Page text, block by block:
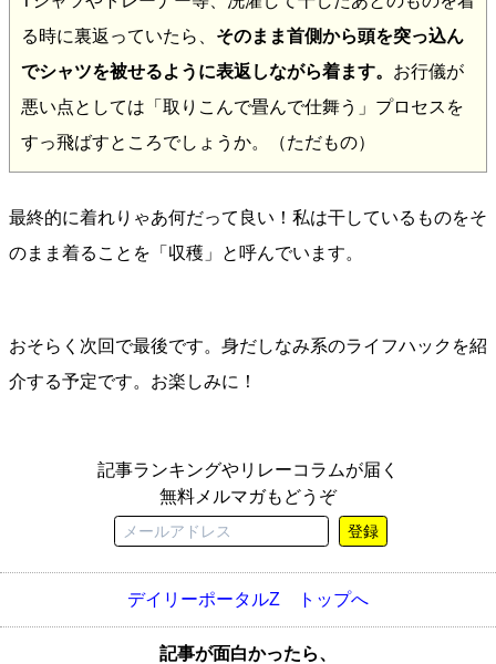
る時に裏返っていたら、 そのまま首側から頭を突っ込ん
でシャツを被せるように表返しながら着ます。 お行儀が
悪い点としては「取りこんで畳んで仕舞う」プロセスを
すっ飛ばすところでしょうか。（ただもの）
最終的に着れりゃあ何だって良い！私は干しているものをそ
のまま着ることを「収穫」と呼んでいます。
おそらく次回で最後です。身だしなみ系のライフハックを紹
介する予定です。お楽しみに！
記事ランキングやリレーコラムが届く
無料メルマガもどうぞ
登録
デイリーポータルZ トップへ
記事が面白かったら、